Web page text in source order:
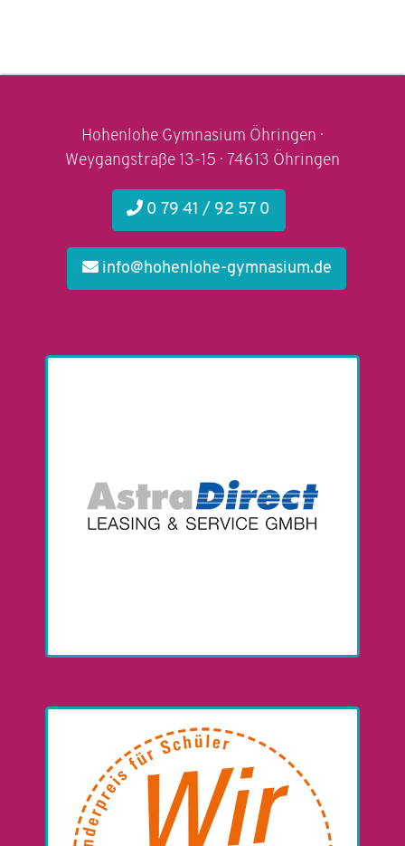
Hohenlohe Gymnasium Öhringen ·
Weygangstraße 13-15 · 74613 Öhringen
0 79 41 / 92 57 0
info@hohenlohe-gymnasium.de